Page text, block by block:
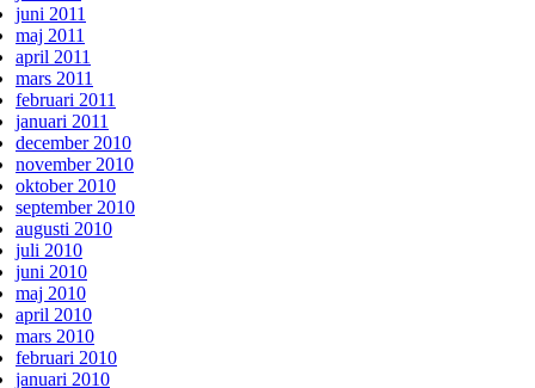
juni 2011
maj 2011
april 2011
mars 2011
februari 2011
januari 2011
december 2010
november 2010
oktober 2010
september 2010
augusti 2010
juli 2010
juni 2010
maj 2010
april 2010
mars 2010
februari 2010
januari 2010